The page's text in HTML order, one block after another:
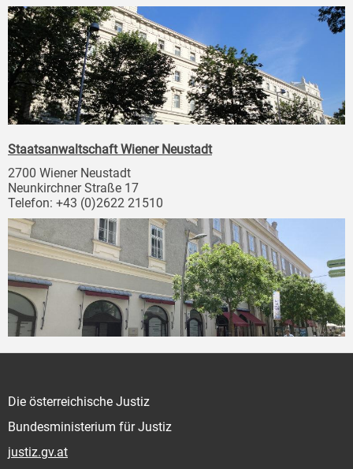
Staatsanwaltschaft Wiener Neustadt
2700 Wiener Neustadt
Neunkirchner Straße 17
Telefon: +43 (0)2622 21510
Die österreichische Justiz
Bundesministerium für Justiz
justiz.gv.at